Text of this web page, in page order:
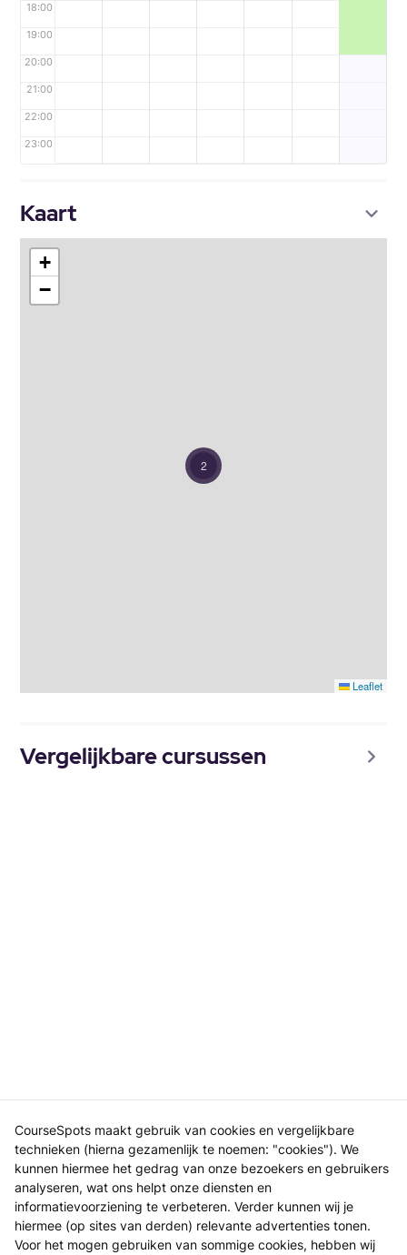
CourseSpots maakt gebruik van cookies en vergelijkbare
technieken (hierna gezamenlijk te noemen: "cookies"). We
kunnen hiermee het gedrag van onze bezoekers en gebruikers
analyseren, wat ons helpt onze diensten en
informatievoorziening te verbeteren. Verder kunnen wij je
hiermee (op sites van derden) relevante advertenties tonen.
Voor het mogen gebruiken van sommige cookies, hebben wij
18:00
19:00
20:00
21:00
22:00
23:00
Kaart
2
+
−
Leaflet
Vergelijkbare cursussen